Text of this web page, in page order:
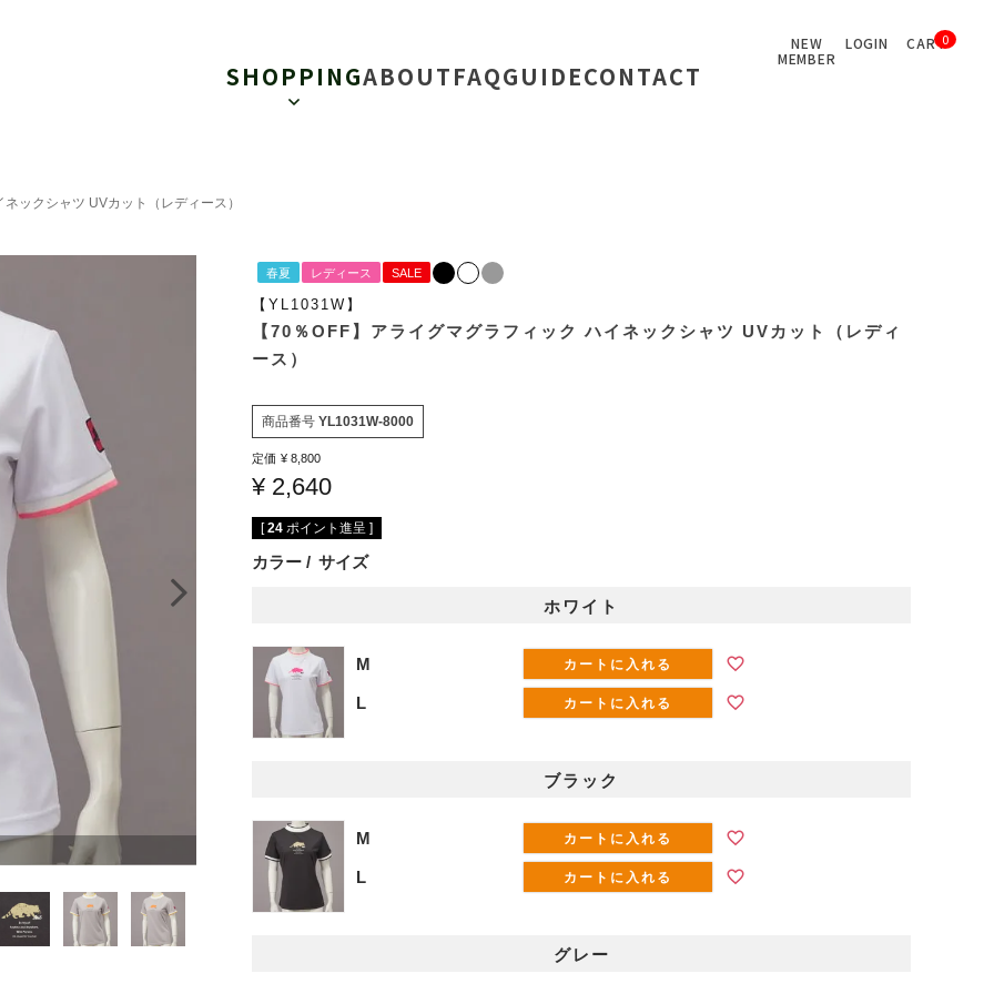
SHOPPINGABOUTFAQGUIDECONTACT
NEW
MEMBER
LOGIN 0
CART
ックシャツ UVカット（レディース）
春夏 レディース SALE
【YL1031W】
【70％OFF】アライグマグラフィック ハイネックシャツ UVカット（レディ
ース）
商品番号 YL1031W-8000
定価 ¥ 8,800
¥ 2,640
[ 24 ポイント進呈 ]
カラー サイズ
ホワイト
M カートに入れる
L カートに入れる
ブラック
M カートに入れる
L カートに入れる
グレー